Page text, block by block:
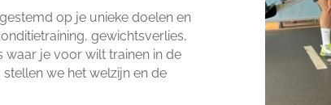
op je unieke doelen en
gewichtsverlies,
waar je voor wilt trainen in de
we het welzijn en de